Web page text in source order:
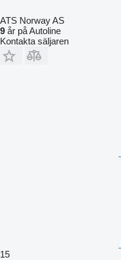
ATS Norway AS
9 år på Autoline
Kontakta säljaren
15